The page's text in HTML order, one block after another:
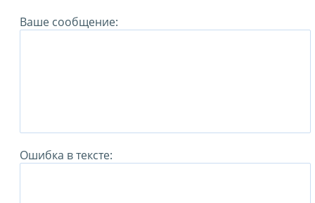
Ваше сообщение:
Ошибка в тексте: